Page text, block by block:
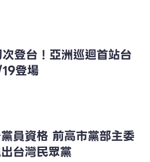
登台！亞洲巡迴首站台
登場
員資格 前高市黨部主委
台灣民眾黨